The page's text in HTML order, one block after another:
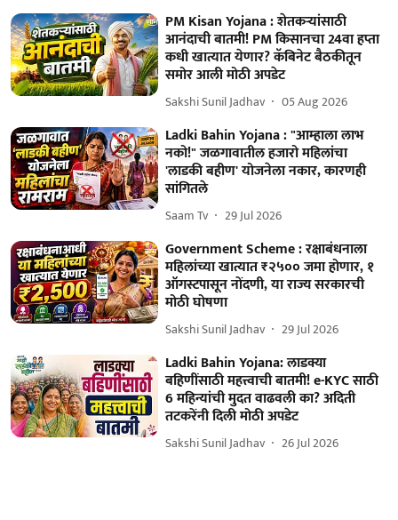
PM Kisan Yojana : शेतकऱ्यांसाठी
आनंदाची बातमी! PM किसानचा 24वा हप्ता
कधी खात्यात येणार? कॅबिनेट बैठकीतून
समोर आली मोठी अपडेट
Sakshi Sunil Jadhav 05 Aug 2026
Ladki Bahin Yojana : "आम्हाला लाभ
नको!" जळगावातील हजारो महिलांचा
'लाडकी बहीण' योजनेला नकार, कारणही
सांगितले
Saam Tv 29 Jul 2026
Government Scheme : रक्षाबंधनाला
महिलांच्या खात्यात ₹२५०० जमा होणार, १
ऑगस्टपासून नोंदणी, या राज्य सरकारची
मोठी घोषणा
Sakshi Sunil Jadhav 29 Jul 2026
Ladki Bahin Yojana: लाडक्या
बहि‍णींसाठी महत्त्वाची बातमी! e-KYC साठी
6 महिन्यांची मुदत वाढवली का? अदिती
तटकरेंनी दिली मोठी अपडेट
Sakshi Sunil Jadhav 26 Jul 2026